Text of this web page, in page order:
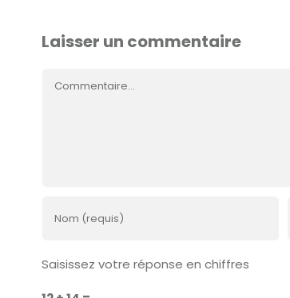
Laisser un commentaire
Commentaire
Saisissez votre réponse en chiffres